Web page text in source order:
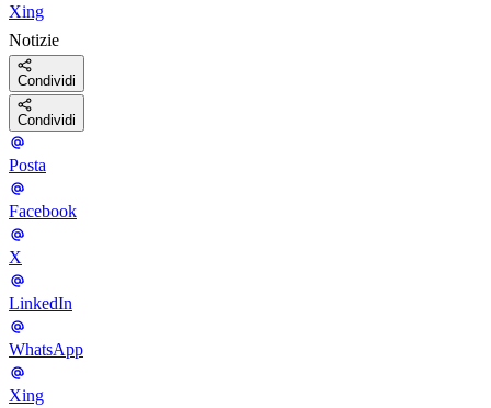
Xing
Notizie
Condividi
Condividi
Posta
Facebook
X
LinkedIn
WhatsApp
Xing